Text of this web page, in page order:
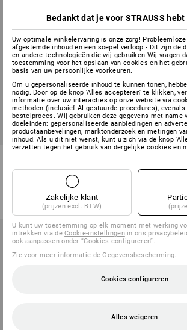
(incl. BTW) v.a. 10 stuks (incl. BTW)
Bedankt dat je voor STRAUSS hebt
Uw optimale winkelervaring is onze zorg!
afgestemde inhoud en een soepel verloop - Dit zijn de
en andere technologieën die wij gebruiken.Wij vragen
toestemming voor het opslaan van cookies en het
basis van uw persoonlijke voorkeuren.
Om u gepersonaliseerde inhoud te kunnen tonen,
nodig. Door op de knop 'Alles accepteren' te klikken,
informatie over uw interacties op onze website via
methoden (inclusief AI-gestuurde procedures),
bestelproces. Wij gebruiken deze gegevens met name
doeleinden: gepersonaliseerde aanbiedingen en
productaanbevelingen, marktonderzoek en metingen
inhoud. Als u dit niet wenst, kunt u zich via de knop
verzetten tegen het gebruik van dergelijke cookies en
Zakelijke klant
(prijzen excl. BTW)
U kunt uw toestemming op elk moment met werking
intrekken via deCookie-instellingenin ons
ook aanpassen onder “Cookies configureren”.
Zie voor meer informatie de Gegevensbescherming
Cookies configureren
Alles weigeren